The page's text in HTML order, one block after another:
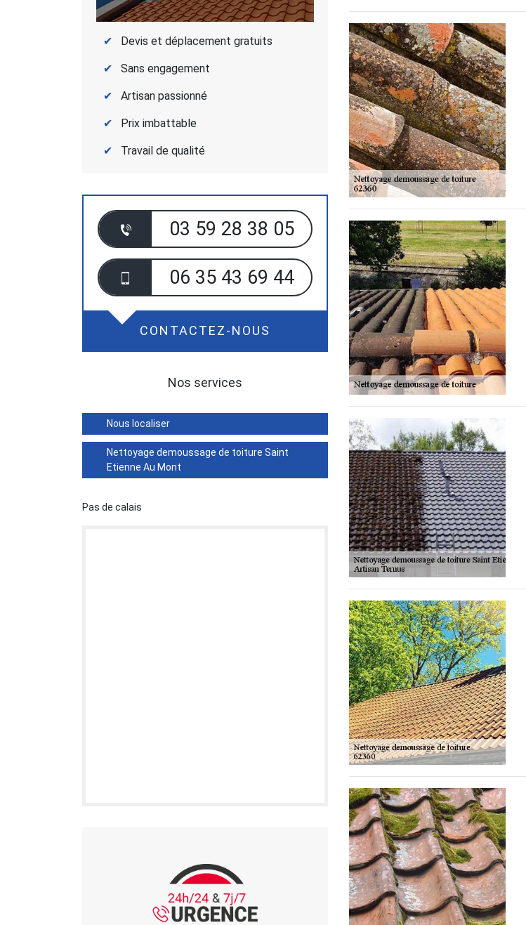
Devis et déplacement gratuits
Sans engagement
Artisan passionné
Prix imbattable
Travail de qualité
03 59 28 38 05
06 35 43 69 44
CONTACTEZ-NOUS
Nos services
Nous localiser
Nettoyage demoussage de toiture Saint
Etienne Au Mont
Pas de calais